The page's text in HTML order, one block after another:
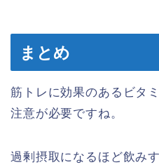
まとめ
筋トレに効果のあるビタ
注意が必要ですね。
過剰摂取になるほど飲み